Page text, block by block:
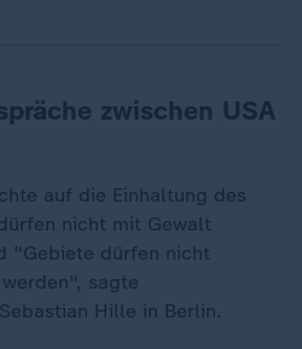
zwischen USA
auf die Einhaltung des
nicht mit Gewalt
"Gebiete dürfen nicht
sagte
Hille in Berlin.